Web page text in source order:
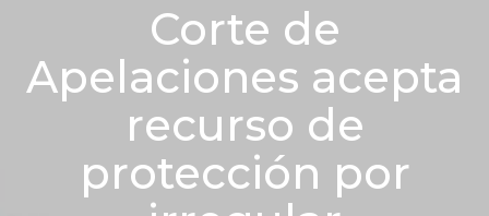
Corte de
Apelaciones acepta
recurso de
protección por